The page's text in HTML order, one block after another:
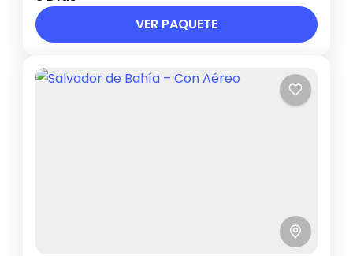
Brasil
1 Persona en base doble
VER PAQUETE